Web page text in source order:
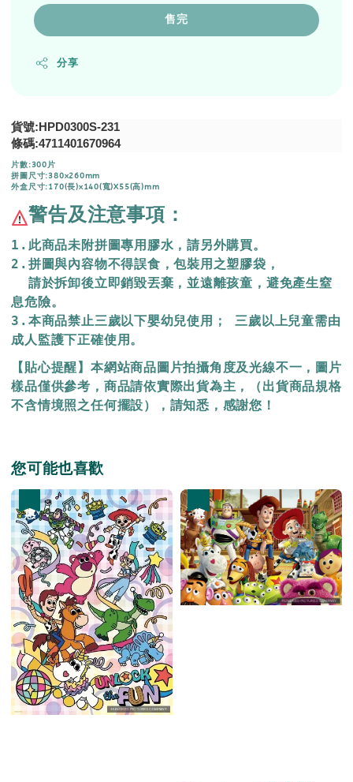
售完
分享
貨號:HPD0300S-231
條碼:4711401670964
片數:300片
拼圖尺寸:380x260mm
外盒尺寸:170(長)x140(寬)X55(高)mm
警告及注意事項：
1.此商品未附拼圖專用膠水，請另外購買。
2.拼圖與內容物不得誤食，包裝用之塑膠袋，
  請於拆卸後立即銷毀丟棄，
並遠離孩童，避免產生窒
息危險。
3.本商品禁止三歲以下嬰幼兒使用； 三歲以上兒童需由
成人監護下正確使用。
【貼心提醒】本網站商品圖片拍攝角度及光線不一，圖片
樣品僅供參考，商品請依實際出貨為主，（出貨商品規格
不含情境照之任何擺設），請知悉，感謝您！
您可能也喜歡